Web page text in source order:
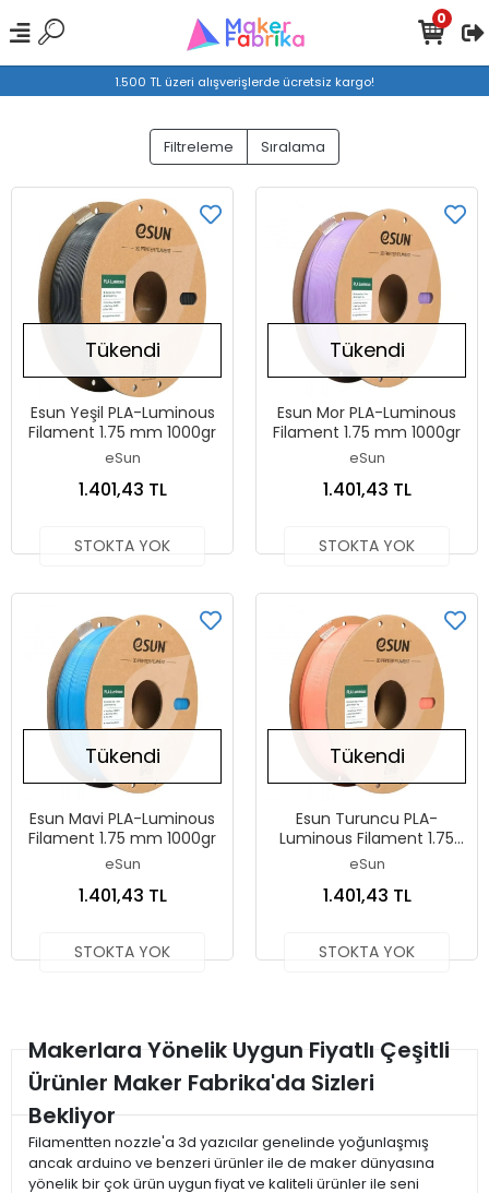
1.500 TL üzeri alışverişlerde ücretsiz kargo!
0
Filtreleme Sıralama
Tükendi
Esun Yeşil PLA-Luminous
Filament 1.75 mm 1000gr
eSun
1.401,43 TL
STOKTA YOK
Tükendi
Esun Mor PLA-Luminous
Filament 1.75 mm 1000gr
eSun
1.401,43 TL
STOKTA YOK
Tükendi
Esun Mavi PLA-Luminous
Filament 1.75 mm 1000gr
eSun
1.401,43 TL
STOKTA YOK
Tükendi
Esun Turuncu PLA-
Luminous Filament 1.75
mm 1000gr
eSun
1.401,43 TL
STOKTA YOK
Makerlara Yönelik Uygun Fiyatlı Çeşitli
Ürünler Maker Fabrika'da Sizleri
Bekliyor
Filamentten nozzle'a 3d yazıcılar genelinde yoğunlaşmış
ancak arduino ve benzeri ürünler ile de maker dünyasına
yönelik bir çok ürün uygun fiyat ve kaliteli ürünler ile seni